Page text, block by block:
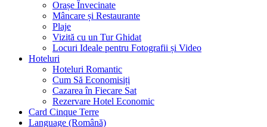
Orașe Învecinate
Mâncare și Restaurante
Plaje
Vizită cu un Tur Ghidat
Locuri Ideale pentru Fotografii și Video
Hoteluri
Hoteluri Romantic
Cum Să Economisiți
Cazarea în Fiecare Sat
Rezervare Hotel Economic
Card Cinque Terre
Language (Română)